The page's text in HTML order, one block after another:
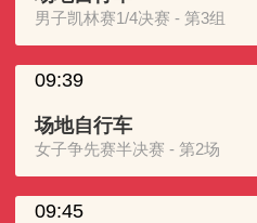
男子凯林赛1/4决赛 - 第3组
09:39
场地自行车
女子争先赛半决赛 - 第2场
09:45